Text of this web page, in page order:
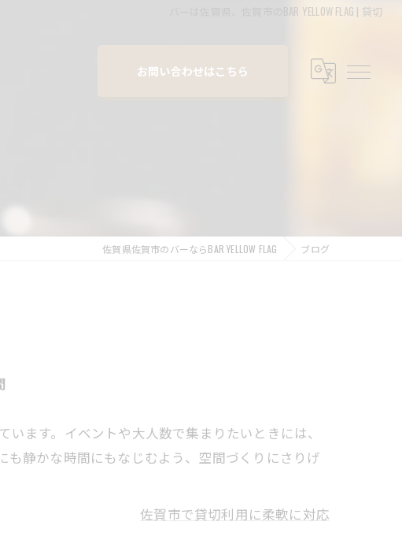
バーは佐賀県、佐賀市のBAR YELLOW FLAG | 貸切
お問い合わせはこちら
佐賀県佐賀市のバーならBAR YELLOW FLAG ブログ
ます。イベントや大人数で集まりたいときには、
静かな時間にもなじむよう、空間づくりにさりげ
佐賀市で貸切利用に柔軟に対応